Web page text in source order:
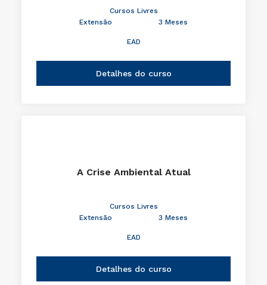
Cursos Livres
Extensão
3 Meses
EAD
Detalhes do curso
A Crise Ambiental Atual
Cursos Livres
Extensão
3 Meses
EAD
Detalhes do curso